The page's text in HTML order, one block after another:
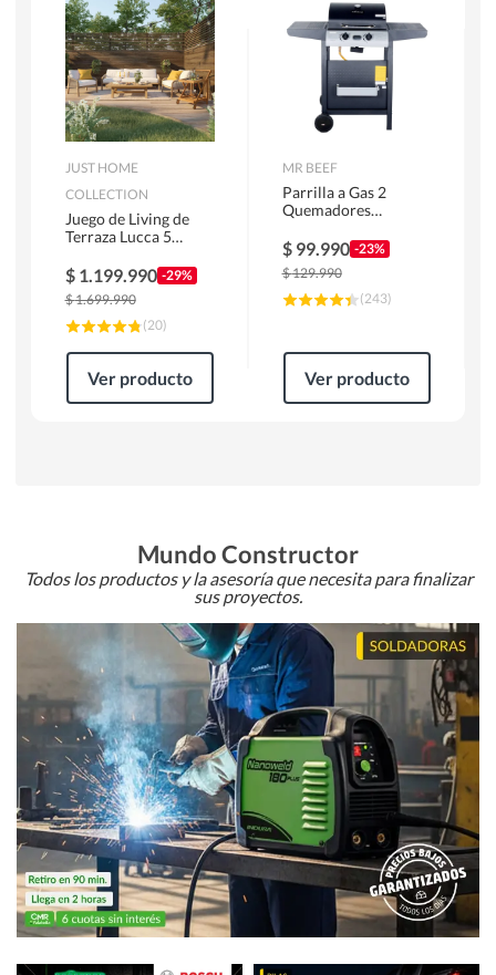
JUST HOME
COLLECTION
Juego de Living de
Terraza Lucca 5
$ 1.199.990 -29%
$1.699.990
(20)
Ver producto
MR BEEF
Parrilla a Gas 2
Quemadores
$ 99.990 -23%
$129.990
(243)
Ver producto
Mundo Constructor
Todos los productos y la asesoría que necesita para finalizar
sus proyectos.